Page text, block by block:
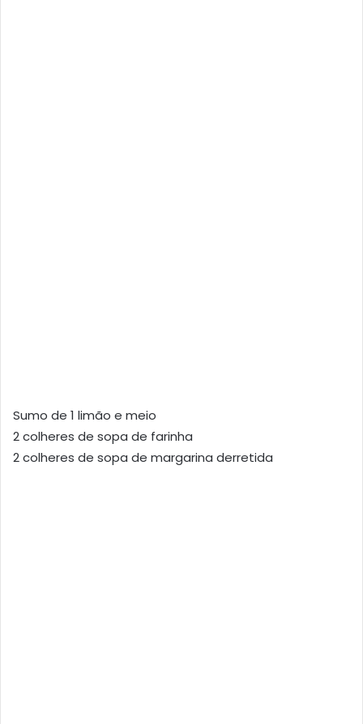
Sumo de 1 limão e meio
2 colheres de sopa de farinha
2 colheres de sopa de margarina derretida